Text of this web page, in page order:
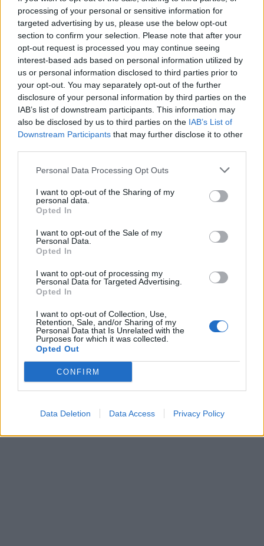
processing of your personal or sensitive information for
targeted advertising by us, please use the below opt-out
section to confirm your selection. Please note that after your
opt-out request is processed you may continue seeing
interest-based ads based on personal information utilized by
us or personal information disclosed to third parties prior to
your opt-out. You may separately opt-out of the further
disclosure of your personal information by third parties on the
IAB’s list of downstream participants. This information may
also be disclosed by us to third parties on the IAB’s List of
Downstream Participants that may further disclose it to other
Personal Data Processing Opt Outs
I want to opt-out of the Sharing of my
personal data.
Opted In
I want to opt-out of the Sale of my
Personal Data.
Opted In
I want to opt-out of processing my
Personal Data for Targeted Advertising.
Opted In
I want to opt-out of Collection, Use,
Retention, Sale, and/or Sharing of my
Personal Data that Is Unrelated with the
Purposes for which it was collected.
Opted Out
CONFIRM
Data Deletion Data Access Privacy Policy
Καύσωνας: Οι κίνδυνοι για όσους κάνουν θεραπεία
για διαβήτη και παχυσαρκία
ΕΙΔΗΣΕΙΣ 07 Αυγούστου 2026 19:33
ΙΣΑ: «Καμπανάκι» για τον ιό του Δυτικού Νείλου στην
Αττική – Τι ζητά από τις Αρχές
ΔΙΑΤΡΟΦΗ 07 Αυγούστου 2026
Κεχρί: Πώς μια ενισχυμένη ποικιλία μπορεί να
«γεμίσει» σίδηρο τα παιδιά, χωρίς παρενέργειες